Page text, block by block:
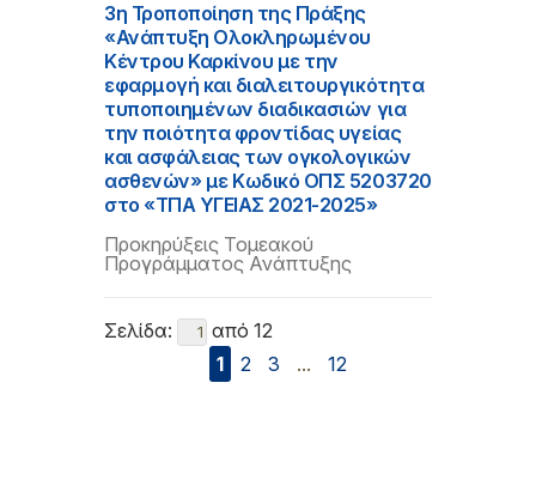
3η Τροποποίηση της Πράξης
«Ανάπτυξη Ολοκληρωμένου
Κέντρου Καρκίνου με την
εφαρμογή και διαλειτουργικότητα
τυποποιημένων διαδικασιών για
την ποιότητα φροντίδας υγείας
και ασφάλειας των ογκολογικών
ασθενών» με Κωδικό ΟΠΣ 5203720
στο «ΤΠΑ ΥΓΕΙΑΣ 2021-2025»
Προκηρύξεις Τομεακού
Προγράμματος Ανάπτυξης
Σελίδα:
από 12
1
2 3 ... 12